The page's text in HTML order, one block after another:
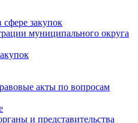
сфере закупок
муниципального округа
акты по вопросам
и представительства